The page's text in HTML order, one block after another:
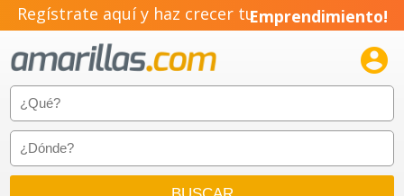
Regístrate aquí y haz crecer tuEmprendimiento!
